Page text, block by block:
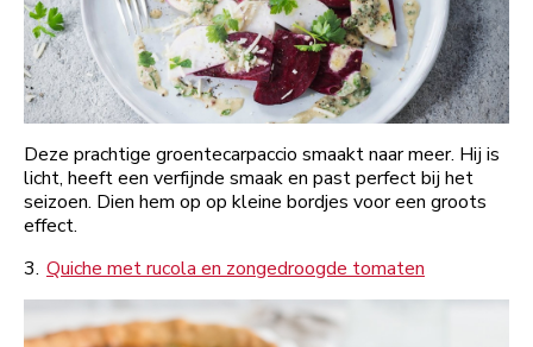
Deze prachtige groentecarpaccio smaakt naar meer. Hij is
licht, heeft een verfijnde smaak en past perfect bij het
seizoen. Dien hem op op kleine bordjes voor een groots
effect.
3. Quiche met rucola en zongedroogde tomaten